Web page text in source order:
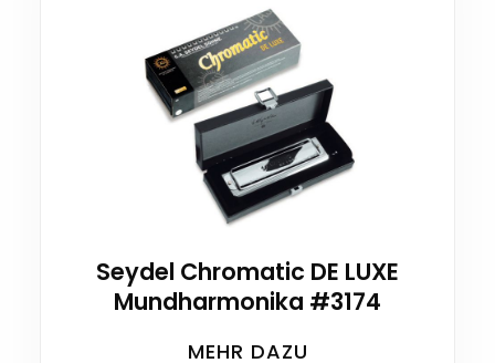
Seydel Chromatic DE LUXE
Mundharmonika #3174
MEHR DAZU